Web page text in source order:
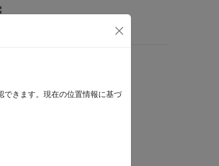
トリック推定
できます。現在の位置情報に基づ